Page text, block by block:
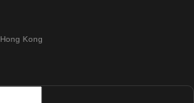
à Madrid
Kong